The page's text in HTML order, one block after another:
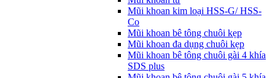
Mũi khoan kim loại HSS-G/ HSS-
Co
Mũi khoan bê tông chuôi kẹp
Mũi khoan đa dụng chuôi kẹp
Mũi khoan bê tông chuôi gài 4 khía
SDS plus